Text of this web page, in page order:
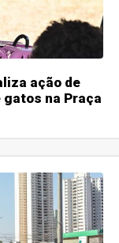
ação de
na Praça